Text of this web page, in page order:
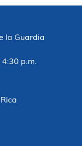
la Guardia
4:30 p.m.